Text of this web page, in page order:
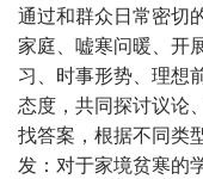
通过和群众日常密切
家庭、嘘寒问暖、开
习、时事形势、理想
态度，共同探讨议论
找答案，根据不同类
发：对于家境贫寒的